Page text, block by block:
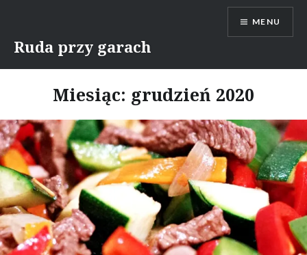
content
Ruda przy garach
MENU
Miesiąc: grudzień 2020